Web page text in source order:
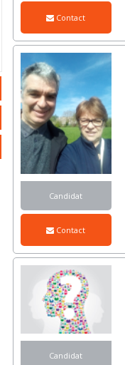
Contact
Candidat
Contact
Candidat